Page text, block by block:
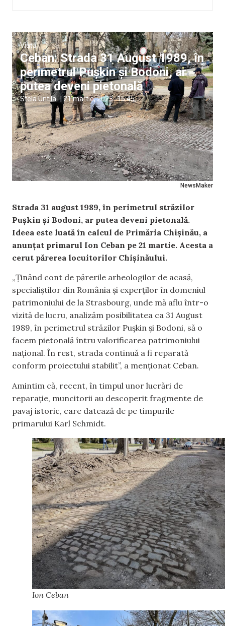
NewsMaker
Viață
Ceban: Strada 31 August 1989, în
perimetrul Pușkin și Bodoni, ar
putea deveni pietonală
Stela Untila | 21 martie, 2023 15:45
Strada 31 august 1989, în perimetrul străzilor
Pușkin și Bodoni, ar putea deveni pietonală.
Ideea este luată în calcul de Primăria Chișinău, a
anunțat primarul Ion Ceban pe 21 martie. Acesta a
cerut părerea locuitorilor Chișinăului.
„Ținând cont de părerile arheologilor de acasă,
specialiștilor din România și experților în domeniul
patrimoniului de la Strasbourg, unde mă aflu într-o
vizită de lucru, analizăm posibilitatea ca 31 August
1989, în perimetrul străzilor Pușkin și Bodoni, să o
facem pietonală întru valorificarea patrimoniului
național. În rest, strada continuă a fi reparată
conform proiectului stabilit”, a menționat Ceban.
Amintim că, recent, în timpul unor lucrări de
reparație, muncitorii au descoperit fragmente de
pavaj istoric, care datează de pe timpurile
primarului Karl Schmidt.
Ion Ceban